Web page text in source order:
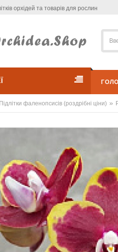
орхідей та товарів для рослин
Підлітки фаленопсисів (роздрібні ціни) »